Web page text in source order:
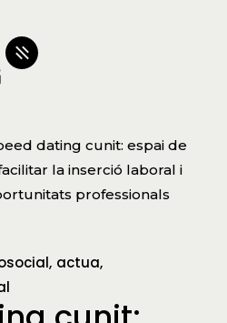
dating cunit: espai de
la inserció laboral i
professionals
actua